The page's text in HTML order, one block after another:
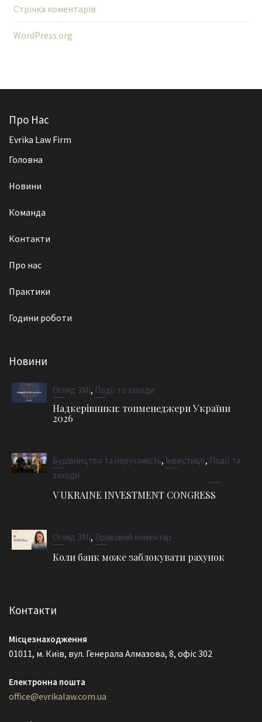
Стрічка коментарів
WordPress.org
Про Нас
Evrika Law Firm
Головна
Новини
Команда
Контакти
Про нас
Практики
Години роботи
Новини
Огляд ЗМІ, Події та заходи
Надкерівники: топменеджери України
2026
Будівництво та нерухомість, Інвестиції, Події та
заходи
V UKRAINE INVESTMENT CONGRESS
Огляд ЗМІ, Правовий коментар
Коли банк може заблокувати рахунок
Контакти
Місцезнаходження
01011, м. Київ, вул. Генерала Алмазова, 8, офіс 302
Електронна пошта
office@evrikalaw.com.ua